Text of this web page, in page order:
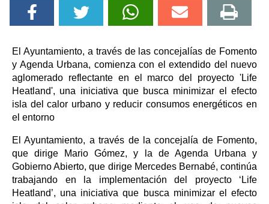
El Ayuntamiento, a través de las concejalías de Fomento
y Agenda Urbana, comienza con el extendido del nuevo
aglomerado reflectante en el marco del proyecto 'Life
Heatland', una iniciativa que busca minimizar el efecto
isla del calor urbano y reducir consumos energéticos en
el entorno
El Ayuntamiento, a través de la concejalía de Fomento,
que dirige Mario Gómez, y la de Agenda Urbana y
Gobierno Abierto, que dirige Mercedes Bernabé, continúa
trabajando en la implementación del proyecto ‘Life
Heatland’, una iniciativa que busca minimizar el efecto